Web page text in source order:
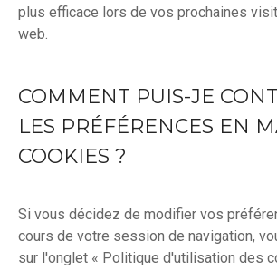
plus efficace lors de vos prochaines
web.
COMMENT PUIS-JE
LES PRÉFÉRENCES EN
COOKIES ?
Si vous décidez de modifier vos
cours de votre session de navigation,
sur l'onglet « Politique d'utilisation des